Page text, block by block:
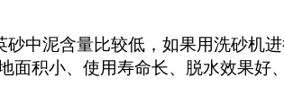
中泥含量比较低，如果用洗砂机
面积小、使用寿命长、脱水效果好